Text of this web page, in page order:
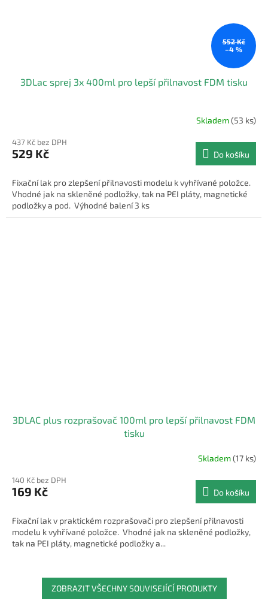
552 Kč
–4 %
3DLac sprej 3x 400ml pro lepší přilnavost FDM tisku
Skladem(53 ks)
437 Kč bez DPH
529 Kč Do košíku
Fixační lak pro zlepšení přilnavosti modelu k vyhřívané položce.
Vhodné jak na skleněné podložky, tak na PEI pláty, magnetické
podložky a pod. Výhodné balení 3 ks
3DLAC plus rozprašovač 100ml pro lepší přilnavost FDM
tisku
Skladem(17 ks)
140 Kč bez DPH
169 Kč Do košíku
Fixační lak v praktickém rozprašovači pro zlepšení přilnavosti
modelu k vyhřívané položce. Vhodné jak na skleněné podložky,
tak na PEI pláty, magnetické podložky a...
ZOBRAZIT VŠECHNY SOUVISEJÍCÍ PRODUKTY